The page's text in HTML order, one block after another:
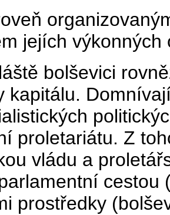
jejích výkonných
bolševici
kapitálu.
proletariátu. Z
vládu a
cestou
prostředky